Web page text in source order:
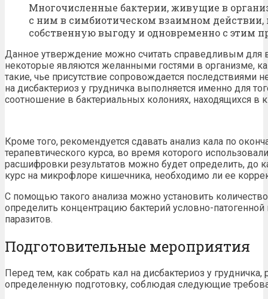
Многочисленные бактерии, живущие в
с ним в симбиотическом взаимном действии,
собственную выгоду и одновременно с этим
Данное утверждение можно считать справедливым для
некоторые являются желанными гостями в организме,
такие, чье присутствие сопровождается последствиями
на дисбактериоз у грудничка выполняется именно для
соотношение в бактериальных колониях, находящихся в
Кроме того, рекомендуется сдавать анализ кала по
терапевтического курса, во время которого
расшифровки результатов можно будет определить, до
курс на микрофлоре кишечника, необходимо ли ее
С помощью такого анализа можно установить
определить концентрацию бактерий условно-
паразитов.
Подготовительные мероприятия
Перед тем, как собрать кал на дисбактериоз у
определенную подготовку, соблюдая следующие